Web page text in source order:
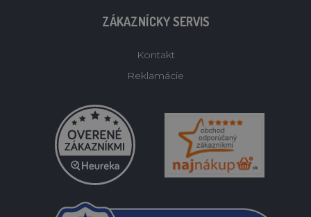
ZÁKAZNÍCKY SERVIS
Kontakt
Reklamácie